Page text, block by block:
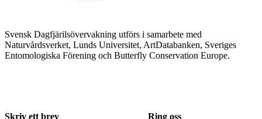
Svensk Dagfjärilsövervakning utförs i samarbete med
Naturvårdsverket, Lunds Universitet, ArtDatabanken, Sveriges
Entomologiska Förening och Butterfly Conservation Europe.
Skriv ett brev Ring oss